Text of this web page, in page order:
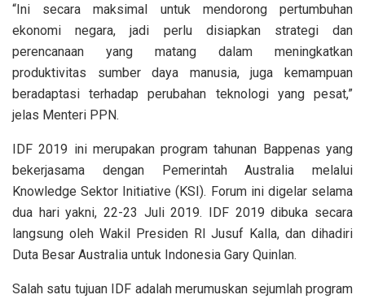
“Ini secara maksimal untuk mendorong pertumbuhan
ekonomi negara, jadi perlu disiapkan strategi dan
perencanaan yang matang dalam meningkatkan
produktivitas sumber daya manusia, juga kemampuan
beradaptasi terhadap perubahan teknologi yang pesat,”
jelas Menteri PPN.
IDF 2019 ini merupakan program tahunan Bappenas yang
bekerjasama dengan Pemerintah Australia melalui
Knowledge Sektor Initiative (KSI). Forum ini digelar selama
dua hari yakni, 22-23 Juli 2019. IDF 2019 dibuka secara
langsung oleh Wakil Presiden RI Jusuf Kalla, dan dihadiri
Duta Besar Australia untuk Indonesia Gary Quinlan.
Salah satu tujuan IDF adalah merumuskan sejumlah program